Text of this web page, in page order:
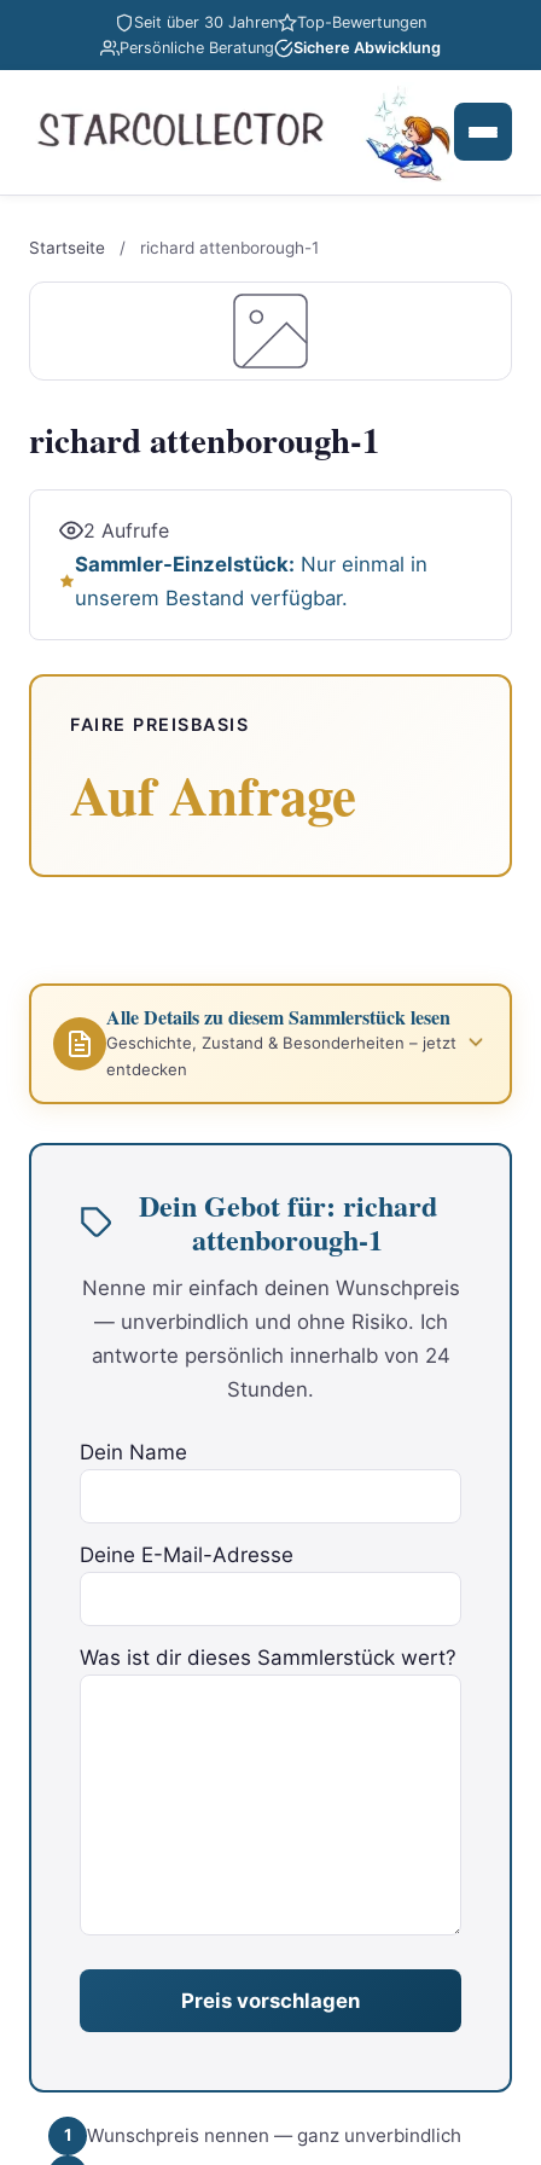
Seit über 30 Jahren
Top-Bewertungen
Persönliche Beratung
Sichere Abwicklung
Startseite / richard attenborough-1
richard attenborough-1
2 Aufrufe
Sammler-Einzelstück: Nur einmal in
unserem Bestand verfügbar.
FAIRE PREISBASIS
Auf Anfrage
Alle Details zu diesem Sammlerstück lesen
Geschichte, Zustand & Besonderheiten – jetzt
entdecken
Dein Gebot für: richard
attenborough-1
Nenne mir einfach deinen Wunschpreis
— unverbindlich und ohne Risiko. Ich
antworte persönlich innerhalb von 24
Stunden.
Dein Name
Deine E-Mail-Adresse
Bitte lasse dieses Feld leer.
Was ist dir dieses Sammlerstück wert?
1 Wunschpreis nennen — ganz unverbindlich